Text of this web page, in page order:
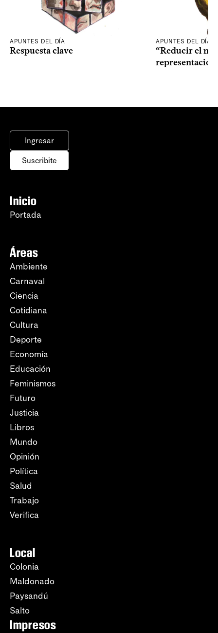
APUNTES DEL DÍA
Respuesta clave
APUNTES DEL DÍA
“Reducir el
Ingresar
Suscribite
Inicio
Portada
Áreas
Ambiente
Carnaval
Ciencia
Cotidiana
Cultura
Deporte
Economía
Educación
Feminismos
Futuro
Justicia
Libros
Mundo
Opinión
Política
Salud
Trabajo
Verifica
Local
Colonia
Maldonado
Paysandú
Salto
Impresos